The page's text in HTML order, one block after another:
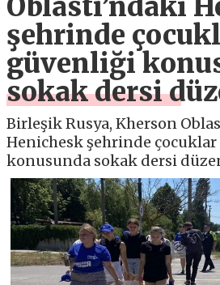
Oblastı’ndaki
şehrinde
güvenliği
sokak dersi
Birleşik Rusya, Kherson
Henichesk şehrinde
konusunda sokak dersi